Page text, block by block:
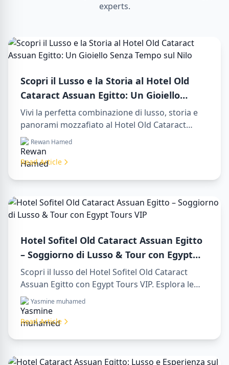
experts.
Scopri il Lusso e la Storia al Hotel Old
Cataract Assuan Egitto: Un Gioiello
Senza Tempo sul Nilo
Vivi la perfetta combinazione di lusso, storia e
panorami mozzafiato al Hotel Old Cataract
Assuan Egitto. Esplora indimenticabili day tours
in luxor egypt e goditi un memorabile day trip to
aswan from luxor.
Rewan Hamed
Read Article
Hotel Sofitel Old Cataract Assuan Egitto
– Soggiorno di Lusso & Tour con Egypt
Tours VIP
Scopri il lusso del Hotel Sofitel Old Cataract
Assuan Egitto con Egypt Tours VIP. Esplora le
attrazioni di Assuan, goditi la vista sul Nilo e i
nostri servizi turistici premium. Prenota subito il
tuo viaggio da sogno in Egitto!
Yasmine muhamed
Read Article